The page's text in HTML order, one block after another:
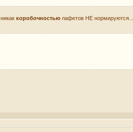
никаккоробочностью лафетов НЕ нормируются...